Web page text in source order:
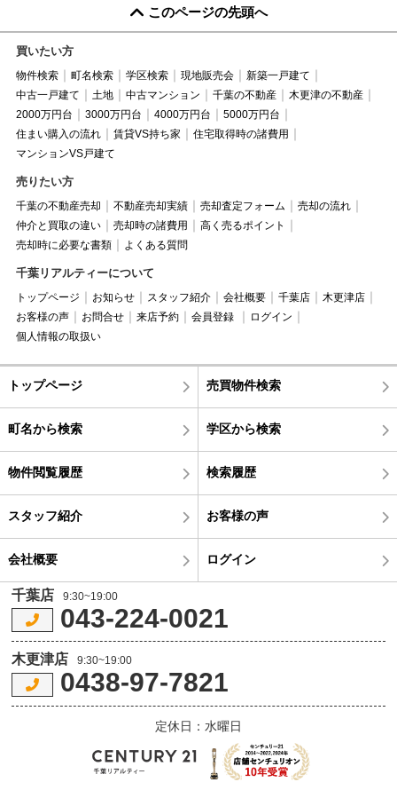
このページの先頭へ
買いたい方
物件検索 町名検索 学区検索 現地販売会
新築一戸建て
中古一戸建て
土地 中古マンション 千葉の不動産
木更津の不動産
2000万円台
3000万円台 4000万円台
5000万円台
住まい購入の流れ
賃貸VS持ち家
住宅取得時の諸費用
マンションVS戸建て
売りたい方
千葉の不動産売却 不動産売却実績 売却査定フォーム
売却の流れ
仲介と買取の違い
売却時の諸費用
高く売るポイント
売却時に必要な書類
よくある質問
千葉リアルティーについて
トップページ お知らせ スタッフ紹介 会社概要 千葉店
木更津店
お客様の声
お問合せ 来店予約 会員登録
ログイン
個人情報の取扱い
トップページ 売買物件検索
町名から検索 学区から検索
物件閲覧履歴 検索履歴
スタッフ紹介 お客様の声
会社概要 ログイン
千葉店 9:30~19:00
043-224-0021
木更津店 9:30~19:00
0438-97-7821
定休日：水曜日